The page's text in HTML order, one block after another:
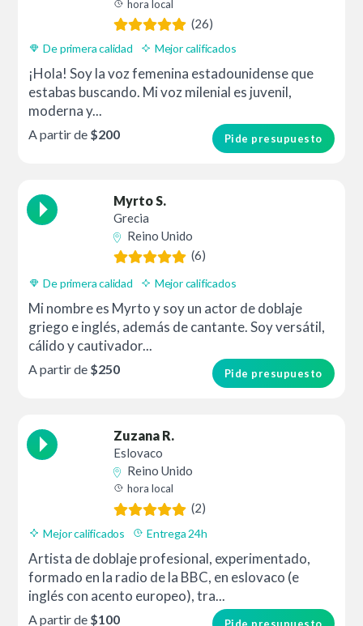
hora local
(26)
De primera calidad Mejor calificados
¡Hola! Soy la voz femenina estadounidense que
estabas buscando. Mi voz milenial es juvenil,
moderna y...
Pide presupuesto
A partir de $200
Myrto S.
Grecia
Reino Unido
(6)
De primera calidad Mejor calificados
Mi nombre es Myrto y soy un actor de doblaje
griego e inglés, además de cantante. Soy versátil,
cálido y cautivador...
Pide presupuesto
A partir de $250
Zuzana R.
Eslovaco
Reino Unido
hora local
(2)
Mejor calificados Entrega 24h
Artista de doblaje profesional, experimentado,
formado en la radio de la BBC, en eslovaco (e
inglés con acento europeo), tra...
Pide presupuesto
A partir de $100